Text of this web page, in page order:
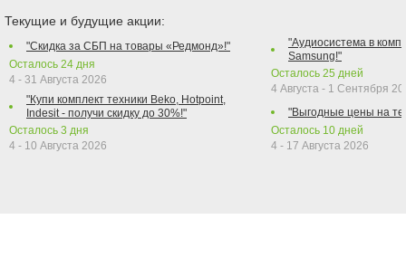
Текущие и будущие акции:
"Скидка за СБП на товары «Редмонд»!"
Осталось 24 дня
4 - 31 Августа 2026
"Купи комплект техники Beko, Hotpoint,
Indesit - получи скидку до 30%!"
Осталось 3 дня
4 - 10 Августа 2026
"Аудиосистема в
Samsung!"
Осталось 25 дней
4 Августа - 1 Сентября
"Выгодные цены на
Осталось 10 дней
4 - 17 Августа 2026